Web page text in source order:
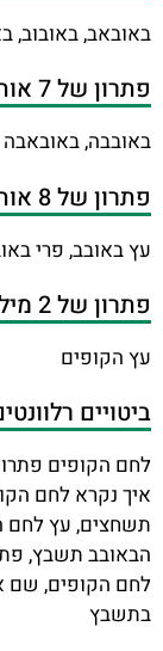
באובאב, באובוב,
פתרון של 7 אותיות לחם הקופים
באובבה, באובאבה
פתרון של 8 אותיות ויותר לחם הקופים
עץ באובב, פרי
פתרון של 2 מילים, 10 אותיות לחם הקופים
עץ הקופים
ביטויים
לחם הקופים
איך נקרא לחם
תשחצים, עץ לחם
הבאובב תשבץ,
לחם הקופים, שם
בתשבץ